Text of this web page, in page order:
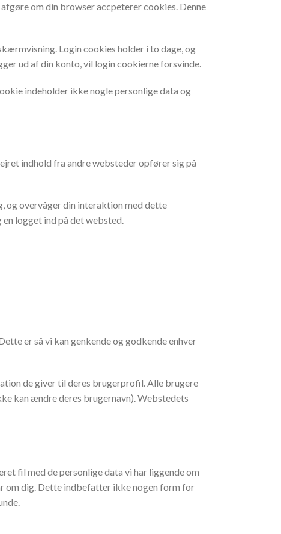
om din browser accpeterer cookies. Denne
Login cookies holder i to dage, og
ud af din konto, vil login cookierne forsvinde.
indeholder ikke nogle personlige data og
indhold fra andre websteder opfører sig på
og overvåger din interaktion med dette
logget ind på det websted.
er så vi kan genkende og godkende enhver
de giver til deres brugerprofil. Alle brugere
kan ændre deres brugernavn). Webstedets
fil med de personlige data vi har liggende om
om dig. Dette indbefatter ikke nogen form for